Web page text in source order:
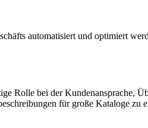
automatisiert und optimiert
Rolle bei der Kundenansprache,
für große Kataloge zu